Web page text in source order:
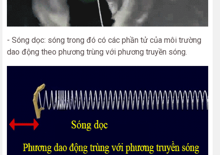
- Sóng dọc: sóng trong đó có các phần tử của môi trường
dao động theo phương trùng với phương truyền sóng.